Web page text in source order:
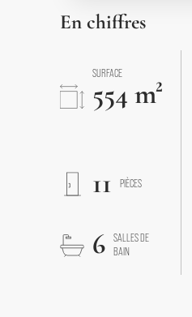
En chiffres
SURFACE
554 m²
11
PIÈCES
6
SALLES DE
BAIN